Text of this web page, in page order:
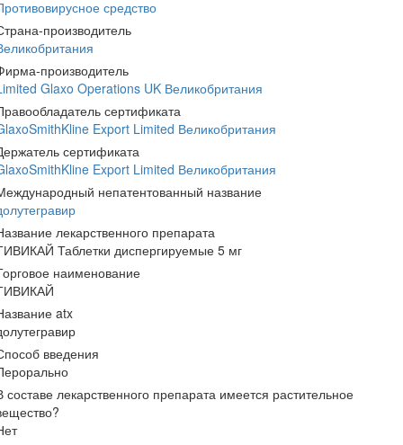
средство
производитель
производитель
Glaxo Operations UK Великобритания
сертификата
Export Limited Великобритания
сертификата
Export Limited Великобритания
непатентованный название
лекарственного препарата
Таблетки диспергируемые 5 мг
наименование
atx
введения
составе лекарственного препарата имеется растительное